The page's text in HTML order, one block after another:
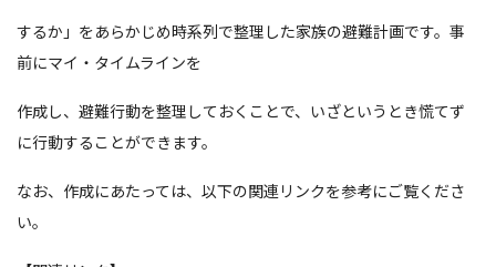
するか」をあらかじめ時系列で整理した家族の避難計画です。事
前にマイ・タイムラインを
作成し、避難行動を整理しておくことで、いざというとき慌てず
に行動することができます。
なお、作成にあたっては、以下の関連リンクを参考にご覧くださ
い。